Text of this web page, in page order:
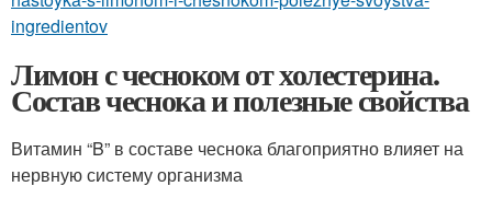
ingredientov
Лимон с чесноком от холестерина.
Состав чеснока и полезные свойства
Витамин “B” в составе чеснока благоприятно влияет на
нервную систему организма